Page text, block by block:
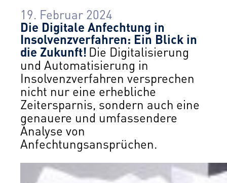
19. Februar 2024
Die Digitale Anfechtung in
Insolvenzverfahren: Ein Blick in
die Zukunft! Die Digitalisierung
und Automatisierung in
Insolvenzverfahren versprechen
nicht nur eine erhebliche
Zeitersparnis, sondern auch eine
genauere und umfassendere
Analyse von
Anfechtungsansprüchen.